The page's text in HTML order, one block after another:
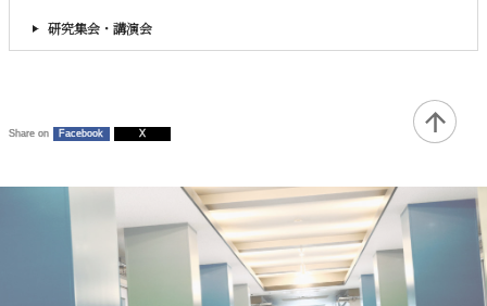
研究集会・講演会
Share on Facebook X